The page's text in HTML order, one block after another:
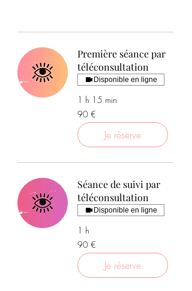
Première séance par
téléconsultation
Disponible en ligne
1 h 15 min
90
euros
90 €
Je réserve
Séance de suivi par
téléconsultation
Disponible en ligne
1 h
90
euros
90 €
Je réserve